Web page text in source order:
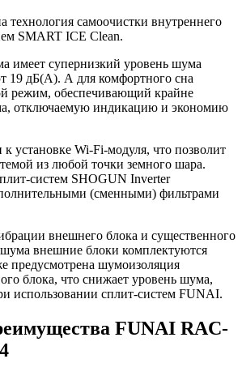
технология самоочистки внутреннего
SMART ICE Clean.
имеет супернизкий уровень шума
19 дБ(А). А для комфортного сна
режим, обеспечивающий крайне
отключаемую индикацию и экономию
установке Wi-Fi-модуля, что позволит
из любой точки земного шара.
систем SHOGUN Inverter
(сменными) фильтрами
внешнего блока и существенного
внешние блоки комплектуются
предусмотрена шумоизоляция
блока, что снижает уровень шума,
использовании сплит-систем FUNAI.
FUNAI RAC-